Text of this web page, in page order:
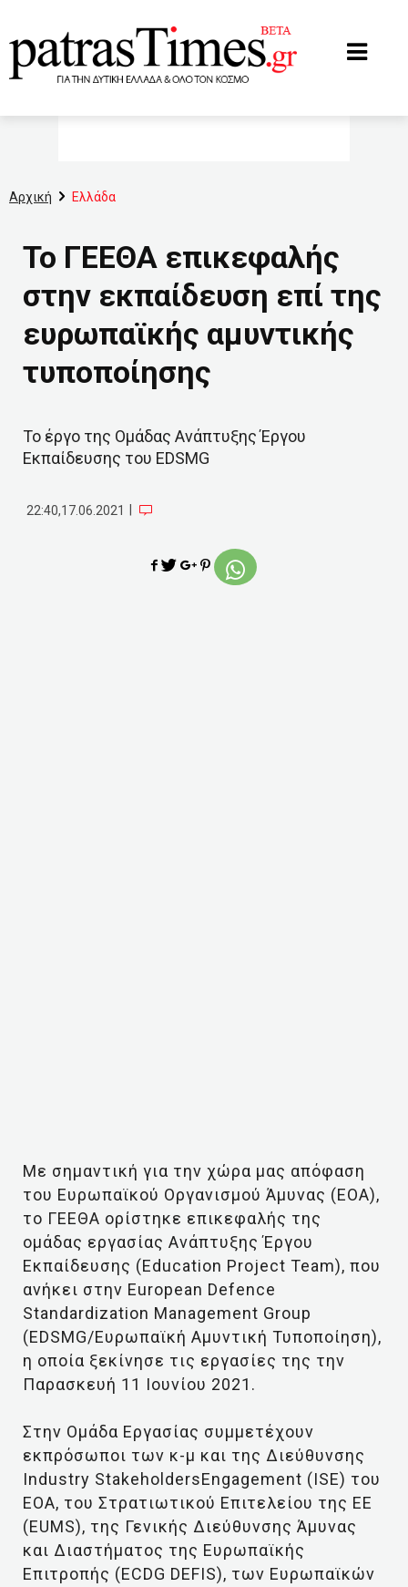
Αρχική Ελλάδα
Το ΓΕΕΘΑ επικεφαλής
στην εκπαίδευση επί της
ευρωπαϊκής αμυντικής
τυποποίησης
Το έργο της Ομάδας Ανάπτυξης Έργου
Εκπαίδευσης του EDSMG
22:40,17.06.2021
Με σημαντική για την χώρα μας απόφαση
του Ευρωπαϊκού Οργανισμού Άμυνας (ΕΟΑ),
το ΓΕΕΘΑ ορίστηκε επικεφαλής της
ομάδας εργασίας Ανάπτυξης Έργου
Εκπαίδευσης (Education Project Team), που
ανήκει στην European Defence
Standardization Management Group
(EDSMG/Ευρωπαϊκή Αμυντική Τυποποίηση),
η οποία ξεκίνησε τις εργασίες της την
Παρασκευή 11 Ιουνίου 2021.
Στην Ομάδα Εργασίας συμμετέχουν
εκπρόσωποι των κ-μ και της Διεύθυνσης
Industry StakeholdersEngagement (ISE) του
ΕΟΑ, του Στρατιωτικού Επιτελείου της ΕΕ
(EUMS), της Γενικής Διεύθυνσης Άμυνας
και Διαστήματος της Ευρωπαϊκής
Επιτροπής (ECDG DEFIS), των Ευρωπαϊκών